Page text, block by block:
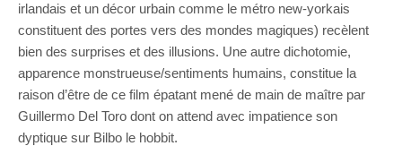
irlandais et un décor urbain comme le métro new-yorkais
constituent des portes vers des mondes magiques) recèlent
bien des surprises et des illusions. Une autre dichotomie,
apparence monstrueuse/sentiments humains, constitue la
raison d’être de ce film épatant mené de main de maître par
Guillermo Del Toro dont on attend avec impatience son
dyptique sur Bilbo le hobbit.